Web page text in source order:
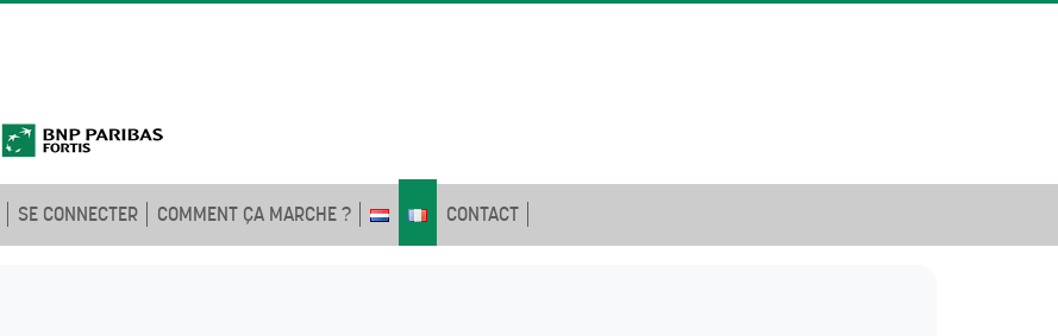
SE CONNECTER COMMENT ÇA MARCHE ? CONTACT